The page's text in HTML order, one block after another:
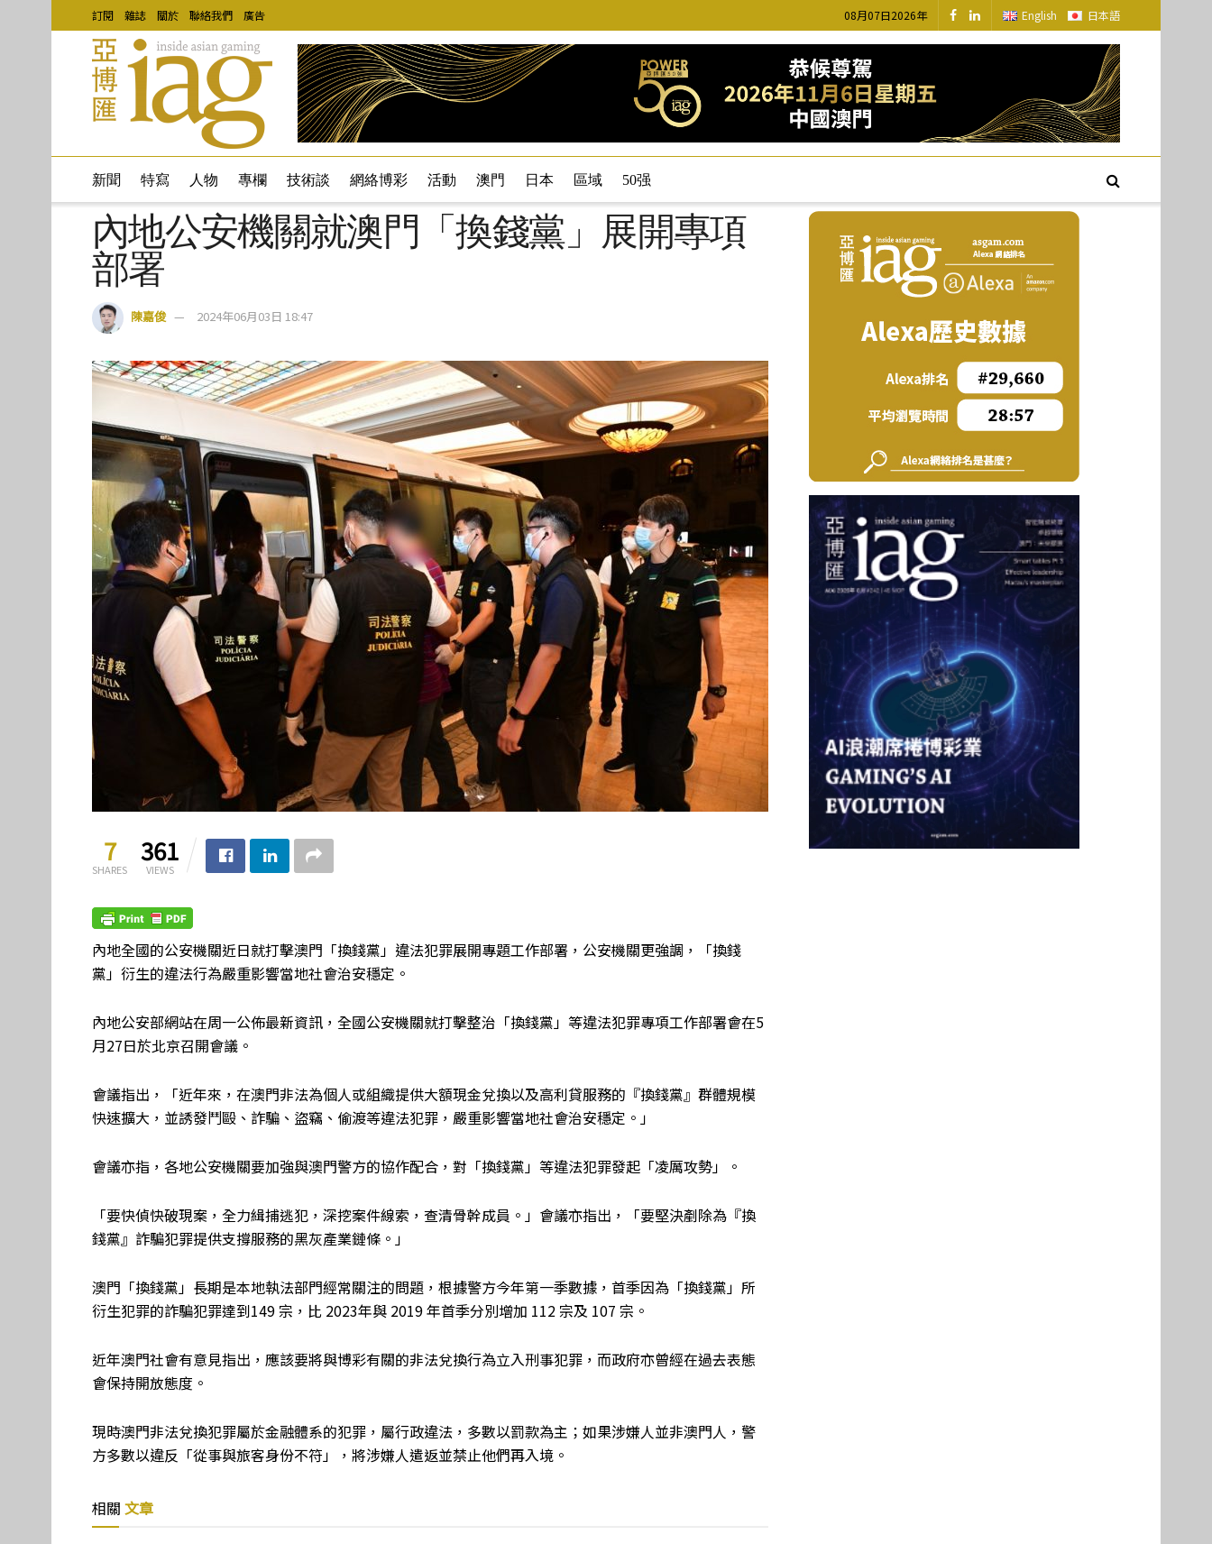
訂閱 雜誌 關於 聯絡我們 廣告 08月07日2026年 English 日本語
新聞 特寫 人物 專欄 技術談 網絡博彩 活動 澳門 日本 區域 50强
內地公安機關就澳門「換錢黨」展開專項
部署
陳嘉俊 2024年06月03日 18:47
7
SHARES
361
VIEWS
內地全國的公安機關近日就打擊澳門「換錢黨」違法犯罪展開專題工作部署，公安機關更強調，「換錢
黨」衍生的違法行為嚴重影響當地社會治安穩定。
內地公安部網站在周一公佈最新資訊，全國公安機關就打擊整治「換錢黨」等違法犯罪專項工作部署會在5
月27日於北京召開會議。
會議指出，「近年來，在澳門非法為個人或組織提供大額現金兌換以及高利貸服務的『換錢黨』群體規模
快速擴大，並誘發鬥毆、詐騙、盜竊、偷渡等違法犯罪，嚴重影響當地社會治安穩定。」
會議亦指，各地公安機關要加強與澳門警方的協作配合，對「換錢黨」等違法犯罪發起「凌厲攻勢」。
「要快偵快破現案，全力緝捕逃犯，深挖案件線索，查清骨幹成員。」會議亦指出，「要堅決剷除為『換
錢黨』詐騙犯罪提供支撐服務的黑灰產業鏈條。」
澳門「換錢黨」長期是本地執法部門經常關注的問題，根據警方今年第一季數據，首季因為「換錢黨」所
衍生犯罪的詐騙犯罪達到149 宗，比 2023年與 2019 年首季分別增加 112 宗及 107 宗。
近年澳門社會有意見指出，應該要將與博彩有關的非法兌換行為立入刑事犯罪，而政府亦曾經在過去表態
會保持開放態度。
現時澳門非法兌換犯罪屬於金融體系的犯罪，屬行政違法，多數以罰款為主；如果涉嫌人並非澳門人，警
方多數以違反「從事與旅客身份不符」，將涉嫌人遣返並禁止他們再入境。
相關 文章